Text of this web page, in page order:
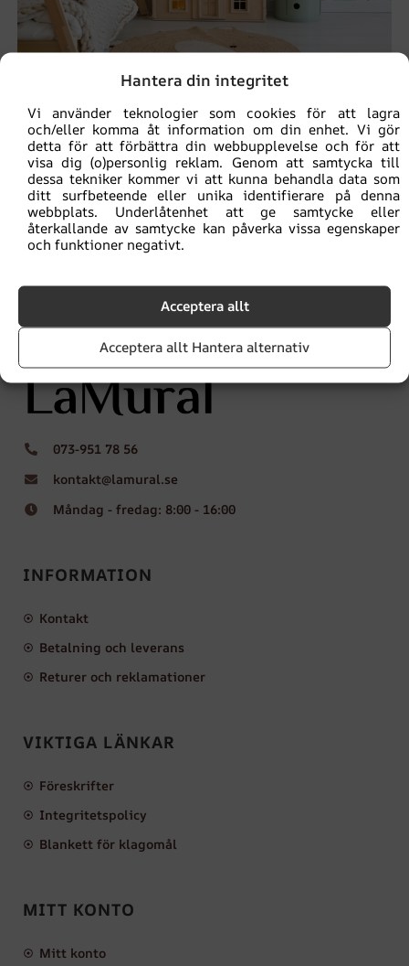
Hantera din integritet
Vi använder teknologier som cookies för att lagra
och/eller komma åt information om din enhet. Vi gör
detta för att förbättra din webbupplevelse och för att
visa dig (o)personlig reklam. Genom att samtycka till
dessa tekniker kommer vi att kunna behandla data som
ditt surfbeteende eller unika identifierare på denna
webbplats. Underlåtenhet att ge samtycke eller
återkallande av samtycke kan påverka vissa egenskaper
och funktioner negativt.
Acceptera allt
Acceptera allt Hantera alternativ
Fototapet Stad på hjul
224.00 kr 168.00kr
073-951 78 56
kontakt@lamural.se
Måndag - fredag: 8:00 - 16:00
INFORMATION
Kontakt
Betalning och leverans
Returer och reklamationer
VIKTIGA LÄNKAR
Föreskrifter
Integritetspolicy
Blankett för klagomål
MITT KONTO
Mitt konto